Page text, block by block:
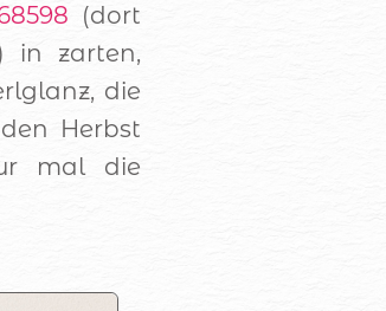
(dort
in zarten,
die
Herbst
mal die